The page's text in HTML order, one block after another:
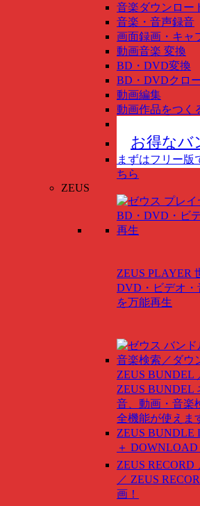
音楽ダウンロー
音楽・音声録音
画面録画・キャ
動画音楽 変換
BD・DVD変換
BD・DVDクロ
動画編集
動画作品をつく
お得なバ
まずはフリー版
ちら
ZEUS
ZEUS PLAYER
DVD・ビデオ・
を万能再生
ZEUS BUNDEL
ZEUS BUNDEL
音、動画・音楽
全機能が使えま
ZEUS BUNDLE
＋
ZEUS RECORD
／ ZEUS
画！